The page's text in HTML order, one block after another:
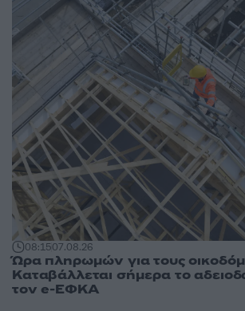
08:1507.08.26
Ώρα πληρωμών για τους
Καταβάλλεται σήμερα το
τον e-ΕΦΚΑ